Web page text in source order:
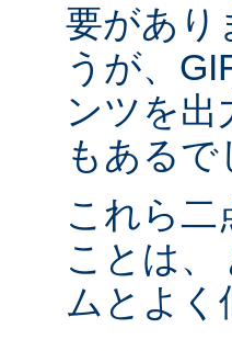
要があり
うが、
ンツを出
もあるで
これら二
ことは
ムとよく